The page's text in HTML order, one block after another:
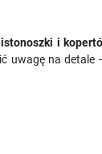
i
na detale